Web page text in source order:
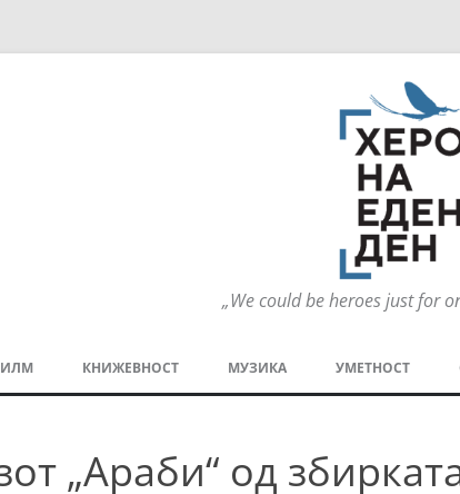
„We could be heroes just for
БАЛКАНСКИ ФИЛМ
КНИЖЕВНОСТ МУЗИКА УМЕТНОСТ
„Араби“ од